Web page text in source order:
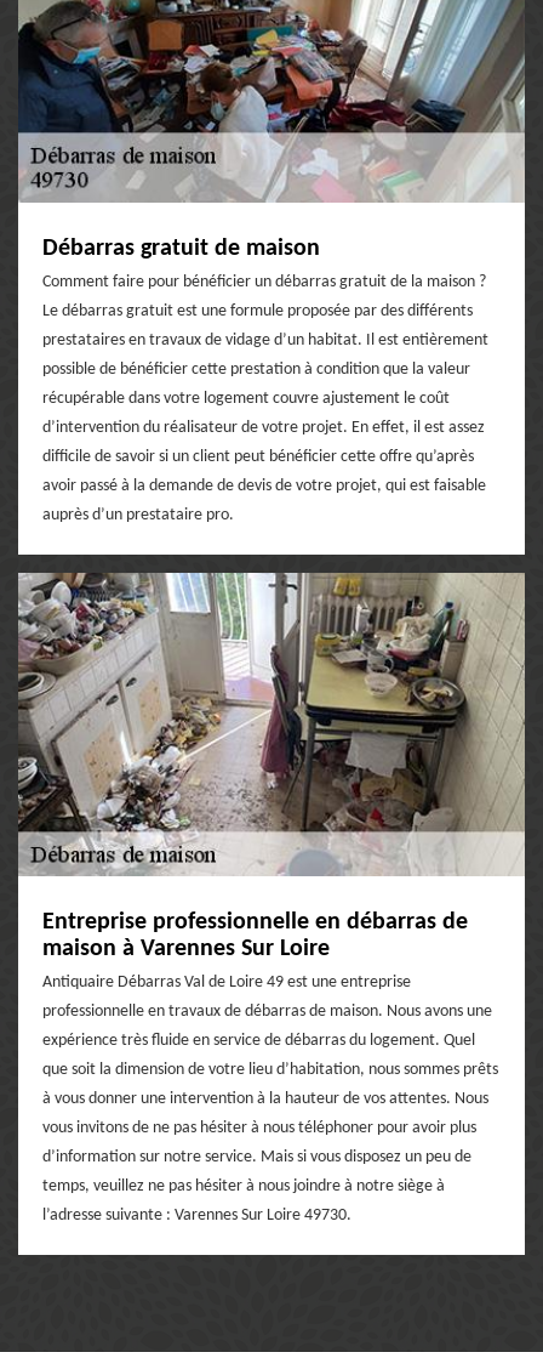
Débarras gratuit de maison
Comment faire pour bénéficier un débarras gratuit de la maison ?
Le débarras gratuit est une formule proposée par des différents
prestataires en travaux de vidage d’un habitat. Il est entièrement
possible de bénéficier cette prestation à condition que la valeur
récupérable dans votre logement couvre ajustement le coût
d’intervention du réalisateur de votre projet. En effet, il est assez
difficile de savoir si un client peut bénéficier cette offre qu’après
avoir passé à la demande de devis de votre projet, qui est faisable
auprès d’un prestataire pro.
Entreprise professionnelle en débarras de
maison à Varennes Sur Loire
Antiquaire Débarras Val de Loire 49 est une entreprise
professionnelle en travaux de débarras de maison. Nous avons une
expérience très fluide en service de débarras du logement. Quel
que soit la dimension de votre lieu d’habitation, nous sommes prêts
à vous donner une intervention à la hauteur de vos attentes. Nous
vous invitons de ne pas hésiter à nous téléphoner pour avoir plus
d’information sur notre service. Mais si vous disposez un peu de
temps, veuillez ne pas hésiter à nous joindre à notre siège à
l’adresse suivante : Varennes Sur Loire 49730.